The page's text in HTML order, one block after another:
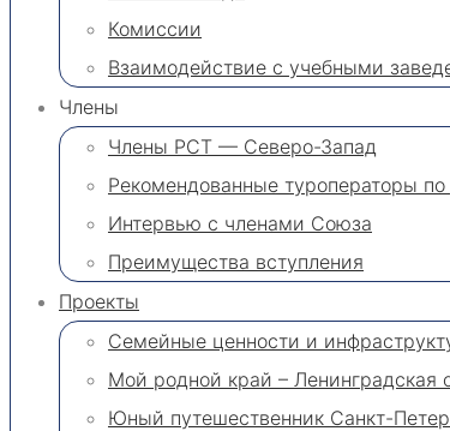
Комиссии
Взаимодействие с учебными
Члены
Члены РСТ — Северо-Запад
Рекомендованные туроператоры
Интервью с членами Союза
Преимущества вступления
Проекты
Семейные ценности и
Мой родной край – Ленинградская
Юный путешественник Санкт-